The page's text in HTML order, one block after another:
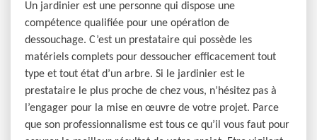
Un jardinier est une personne qui dispose une
compétence qualifiée pour une opération de
dessouchage. C’est un prestataire qui possède les
matériels complets pour dessoucher efficacement tout
type et tout état d’un arbre. Si le jardinier est le
prestataire le plus proche de chez vous, n’hésitez pas à
l’engager pour la mise en œuvre de votre projet. Parce
que son professionnalisme est tous ce qu’il vous faut pour